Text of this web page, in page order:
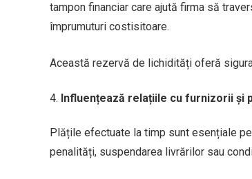
tampon financiar care ajută firma să
împrumuturi costisitoare.
Această rezervă de lichidități oferă
Influențează relațiile cu furnizorii și
Plățile efectuate la timp sunt esențiale
penalități, suspendarea livrărilor sau